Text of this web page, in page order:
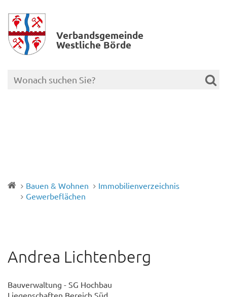
Verbands­gemeinde
Westliche Börde
Bauen & Wohnen
Immobilienverzeichnis
Gewerbeflächen
Andrea Lichtenberg
Bauverwaltung - SG Hochbau
Liegenschaften Bereich Süd